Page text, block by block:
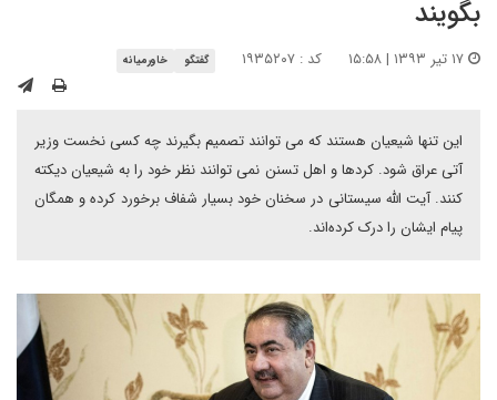
بگویند
کد : ۱۹۳۵۲۰۷ گفتگو خاورمیانه
این تنها شیعیان هستند که می توانند تصمیم بگیرند چه کسی نخست وزیر
آتی عراق شود. کردها و اهل تسنن نمی توانند نظر خود را به شیعیان دیکته
کنند. آیت الله سیستانی در سخنان خود بسیار شفاف برخورد کرده و همگان
پیام ایشان را درک کرده‌اند.